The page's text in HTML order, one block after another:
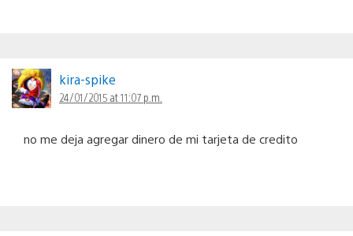
kira-spike
24/01/2015 at 11:07 p.m.
no me deja agregar dinero de mi tarjeta de credito